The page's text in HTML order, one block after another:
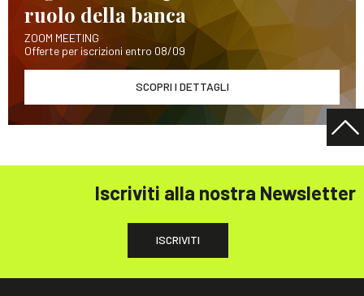
ruolo della banca
ZOOM MEETING
Offerte per iscrizioni entro 08/09
SCOPRI I DETTAGLI
Iscriviti alla nostra Newsletter
ISCRIVITI